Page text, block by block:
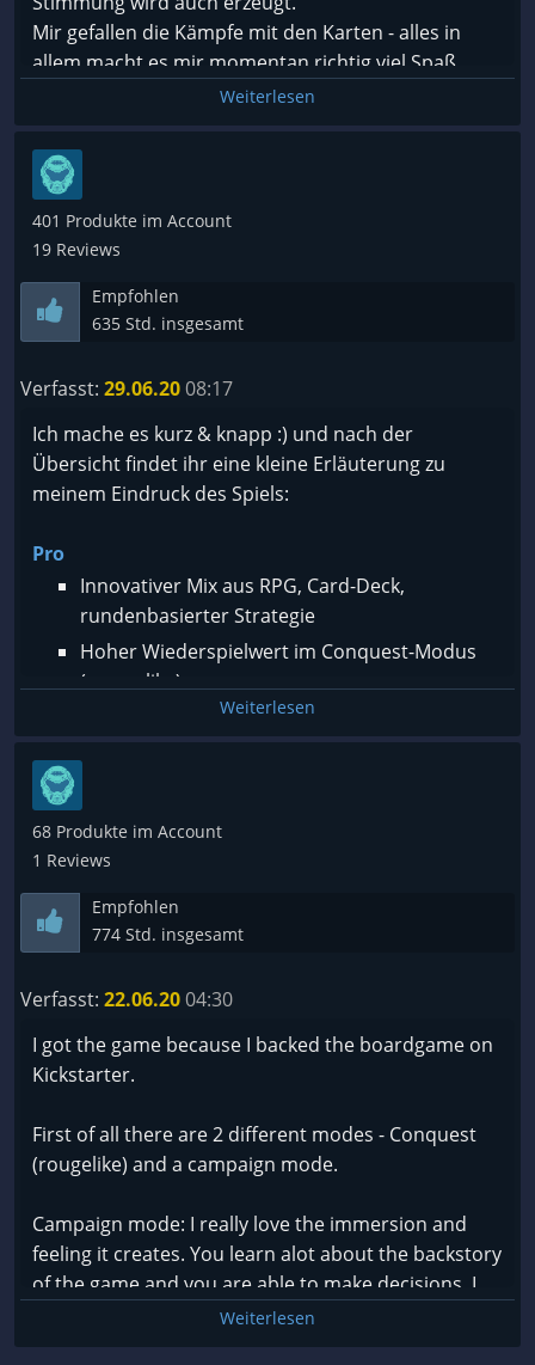
Mir gefallen die Kämpfe mit den Karten - alles in
allem macht es mir momentan richtig viel Spaß.
Weiterlesen
401 Produkte im Account
19 Reviews
Empfohlen
635 Std. insgesamt
Verfasst: 29.06.2008:17
Ich mache es kurz & knapp :) und nach der
Übersicht findet ihr eine kleine Erläuterung zu
meinem Eindruck des Spiels:
Pro
Innovativer Mix aus RPG, Card-Deck,
rundenbasierter Strategie
Hoher Wiederspielwert im Conquest-Modus
(rogue-like)
Spannende Story und interessanter Story-
Modus
Audio-Lokalisation
Ästhetisches Artdesign und sehr gute Optik
Cons
Tatsächlich keine. Das Spiel ist selbst im Early
als wie eine Alpha. Ein Umstand, der nicht allzu
häufig bei Early Access Titeln vorzufinden ist.
Natürlich ist der Titel noch nicht fertig...Stichwort:
Story-Modus, generelles Balancing und die
deutsche Lokalisation.
Allerdings wirkt der Kern des Spiels bereits sehr
Weiterlesen
68 Produkte im Account
1 Reviews
Empfohlen
774 Std. insgesamt
Verfasst: 22.06.2004:30
I got the game because I backed the boardgame on
Kickstarter.
First of all there are 2 different modes - Conquest
(rougelike) and a campaign mode.
Campaign mode: I really love the immersion and
feeling it creates. You learn alot about the backstory
of the game and you are able to make decisions. I
am not 100% sure how much impact these
decisions have in the later game and thus it will be
Weiterlesen